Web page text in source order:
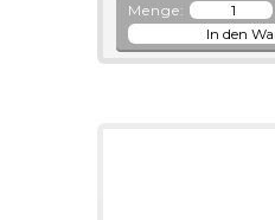
Menge: